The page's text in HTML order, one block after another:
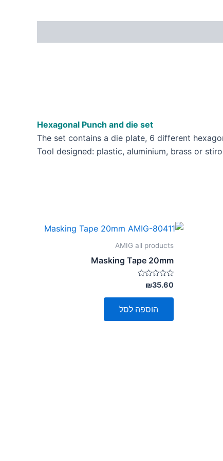
Hexagonal Punch and die set
The set contains a die plate, 6 different
Tool designed: plastic, aluminium, brass or
AMIG all products
Masking Tape 20mm
דורג
0
מתוך
₪35.60
הוספה לסל